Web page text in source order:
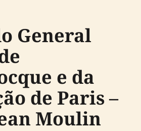
General
e da
de Paris –
Moulin